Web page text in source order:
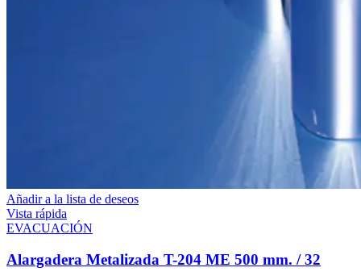
Añadir a la lista de deseos
Vista rápida
EVACUACIÓN
Alargadera Metalizada T-204 ME 500 mm. / 32